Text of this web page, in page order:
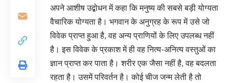
अपने आशीष उद्बोधन में कहा कि मनुष्य की सबसे बड़ी योग्यता
वैचारिक योग्यता है। भगवान के अनुग्रह के रूप में उसे जो
विवेक प्राप्त हुआ है, वह अन्य प्राणियों के लिए उपलब्ध नहीं
है। इस विवेक के प्रकाश में ही वह नित्य-अनित्य वस्तुओं का
ज्ञान प्राप्त कर पाता है। शरीर एक जैसा नहीं है, वह बदलता
रहता है। उसमें परिवर्तन है। कोई चीज जन्म लेती है तो